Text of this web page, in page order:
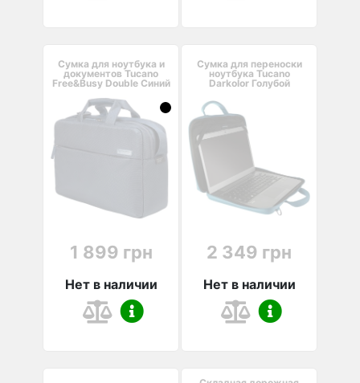
Сумка для ноутбука и
документов Tucano
Free&Busy Double Синий
1 899 грн
Нет в наличии
Сумка для переноски
ноутбука Tucano
Darkolor Голубой
2 349 грн
Нет в наличии